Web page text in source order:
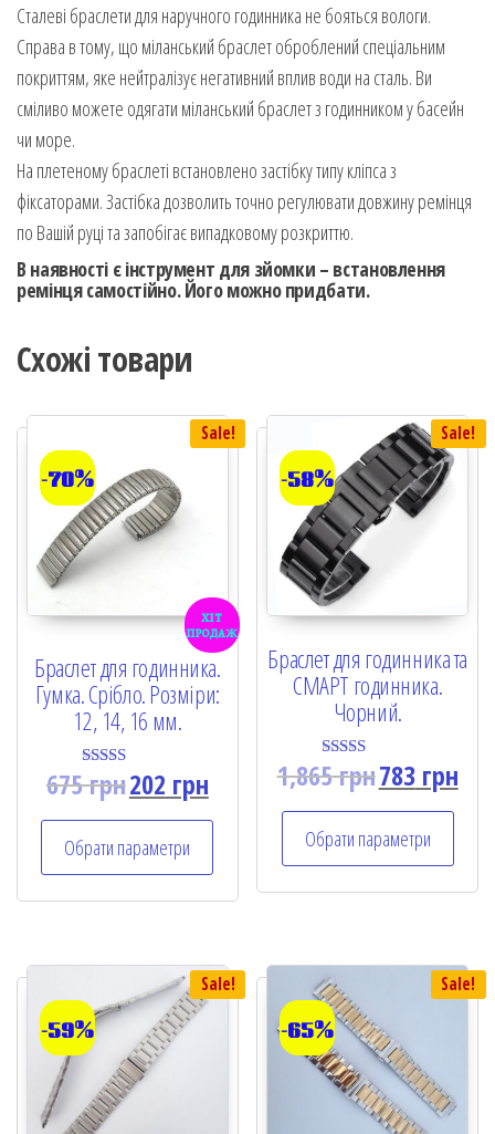
Сталеві браслети для наручного годинника не бояться вологи.
Справа в тому, що міланський браслет оброблений спеціальним
покриттям, яке нейтралізує негативний вплив води на сталь. Ви
сміливо можете одягати міланський браслет з годинником у басейн
чи море.
На плетеному браслеті встановлено застібку типу кліпса з
фіксаторами. Застібка дозволить точно регулювати довжину ремінця
по Вашій руці та запобігає випадковому розкриттю.
В наявності є інструмент для зйомки – встановлення
ремінця самостійно. Його можно придбати.
Схожі товари
Sale!
-70%
хіт
продаж
Браслет для годинника.
Гумка. Срібло. Розміри:
12, 14, 16 мм.
Rated
5.00
675грн202 грн
Обрати параметри
Sale!
-58%
Браслет для годинника та
СМАРТ годинника.
Чорний.
Rated
5.00
1,865грн783грн
Обрати параметри
Sale!
-59%
Sale!
-65%